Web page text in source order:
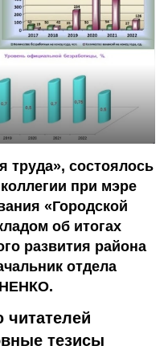
труда», состоялось
при мэре
«Городской
об итогах
развития района
отдела
тезисы